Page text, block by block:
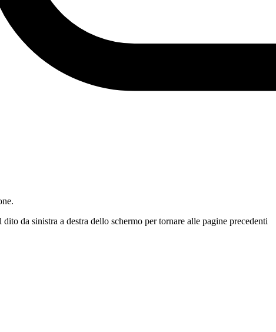
da sinistra a destra dello schermo per tornare alle pagine precedenti